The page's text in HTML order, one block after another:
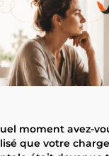
moment avez-
que votre charge